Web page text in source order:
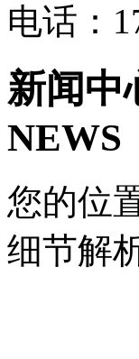
电话：
新闻中
NEWS
您的位
细节解